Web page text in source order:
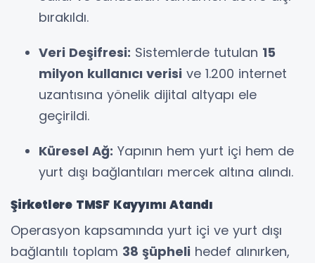
bırakıldı.
Veri Deşifresi: Sistemlerde tutulan 15
milyon kullanıcı verisi ve 1.200 internet
uzantısına yönelik dijital altyapı ele
geçirildi.
Küresel Ağ: Yapının hem yurt içi hem de
yurt dışı bağlantıları mercek altına alındı.
Şirketlere TMSF Kayyımı Atandı
Operasyon kapsamında yurt içi ve yurt dışı
bağlantılı toplam 38 şüpheli hedef alınırken,